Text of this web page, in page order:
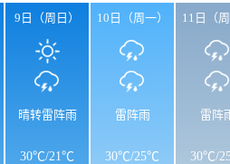
9日（周日）
晴转雷阵雨
30℃/21℃
10日（周一）
雷阵雨
30℃/25℃
11日（周
雷阵
30℃/